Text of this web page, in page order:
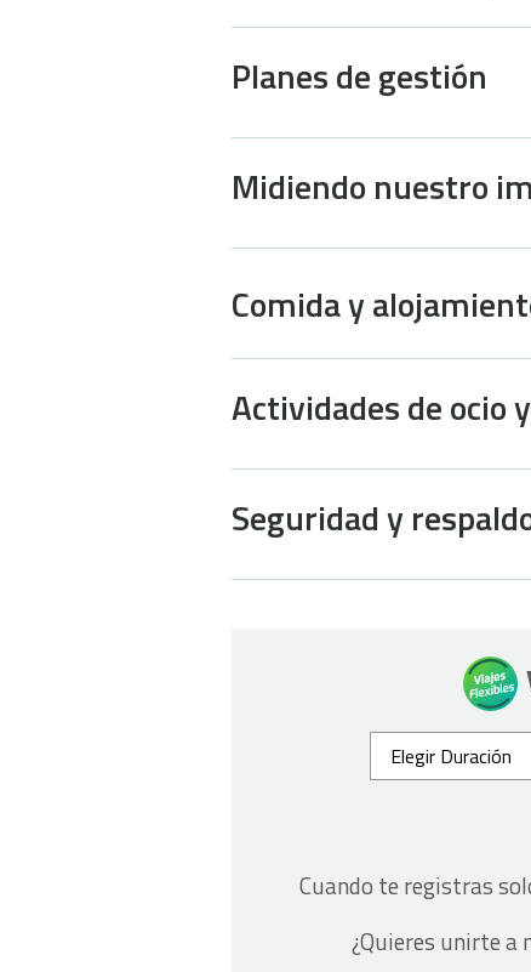
Planes de gestión
Midiendo nuestro
Comida y
Actividades de ocio
Seguridad y
Cuando te registras
¿Quieres unirte a